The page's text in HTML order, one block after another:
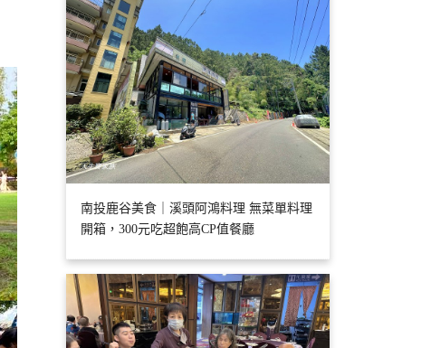
南投鹿谷美食｜溪頭阿鴻料理 無菜單料理
開箱，300元吃超飽高CP值餐廳